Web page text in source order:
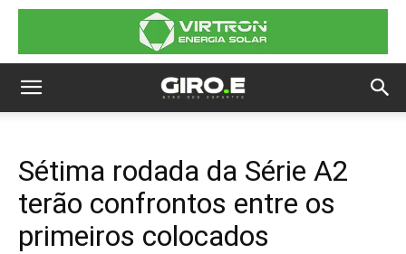
Sétima rodada da Série A2
terão confrontos entre os
primeiros colocados